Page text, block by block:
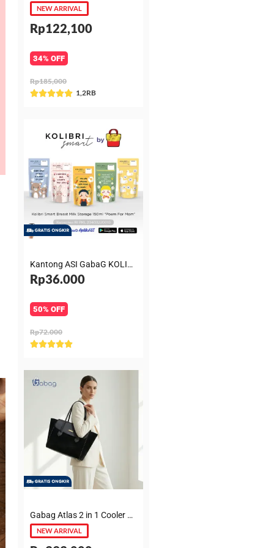
NEW ARRIVAL
Rp122,100
34% OFF
Rp185,000
Rated
of
1,2RB
Kantong ASI GabaG KOLIBRI KASIP 150 ml Poem for Mom
Rp36.000
50% OFF
Rp72.000
Rated
5
Gabag Atlas 2 in 1 Cooler & Diaper Bag Premium Suede – Tas bayi + Thermal pouch 20 Jam, Leakproof, Garansi 6 Bulan
NEW ARRIVAL